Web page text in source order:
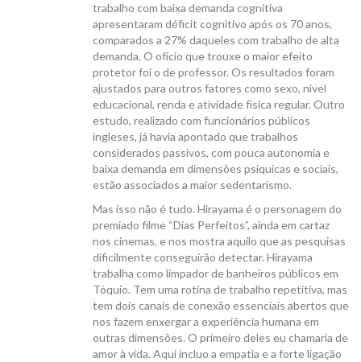
trabalho com baixa demanda cognitiva
apresentaram déficit cognitivo após os 70 anos,
comparados a 27% daqueles com trabalho de alta
demanda. O ofício que trouxe o maior efeito
protetor foi o de professor. Os resultados foram
ajustados para outros fatores como sexo, nível
educacional, renda e atividade física regular. Outro
estudo, realizado com funcionários públicos
ingleses, já havia apontado que trabalhos
considerados passivos, com pouca autonomia e
baixa demanda em dimensões psíquicas e sociais,
estão associados a maior sedentarismo.
Mas isso não é tudo. Hirayama é o personagem do
premiado filme “Dias Perfeitos”, ainda em cartaz
nos cinemas, e nos mostra aquilo que as pesquisas
dificilmente conseguirão detectar. Hirayama
trabalha como limpador de banheiros públicos em
Tóquio. Tem uma rotina de trabalho repetitiva, mas
tem dois canais de conexão essenciais abertos que
nos fazem enxergar a experiência humana em
outras dimensões. O primeiro deles eu chamaria de
amor à vida. Aqui incluo a empatia e a forte ligação